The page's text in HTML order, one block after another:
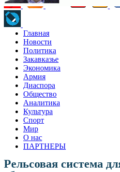
Главная
Новости
Политика
Закавказье
Экономика
Армия
Диаспора
Общество
Аналитика
Культура
Спорт
Мир
О нас
ПАРТНЕРЫ
Рельсовая система